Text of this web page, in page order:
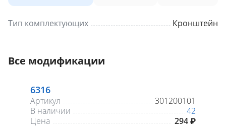
Тип комплектующих Кронштейн
Все модификации
6316
Артикул
301200101
В наличии
42
Цена
294 ₽